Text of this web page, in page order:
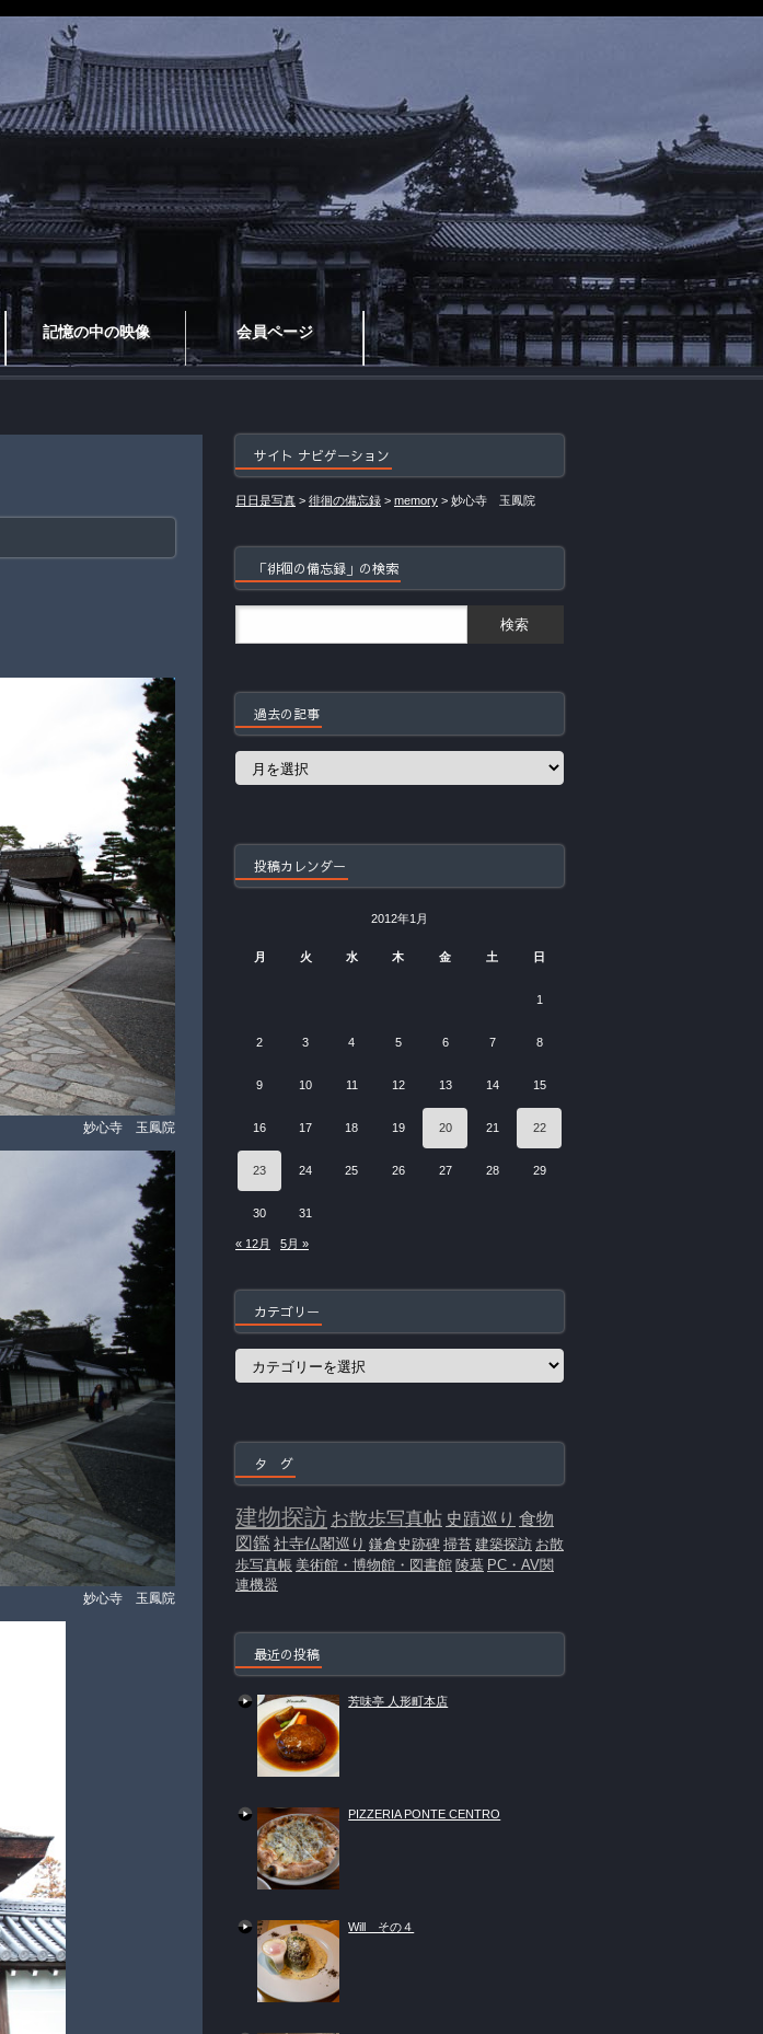
記憶の中の映像 会員ページ
妙心寺 玉鳳院
妙心寺 玉鳳院
サイト ナビゲーション
日日是写真 > 徘徊の備忘録 > memory > 妙心寺 玉鳳院
「徘徊の備忘録」の検索
過去の記事
過
投稿カレンダー
2012年1月
月 火 水 木 金 土 日
1
2 3 4 5 6 7 8
9 10 11 12 13 14 15
16 17 18 19 20 21 22
23 24 25 26 27 28 29
30 31
« 12月 5月 »
カテゴリー
カ
タ グ
建物探訪 お散歩写真帖 史蹟巡り 食物
図鑑社寺仏閣巡り 鎌倉史跡碑 掃苔 建築探訪 お散
歩写真帳 美術館・博物館・図書館 陵墓 PC・AV関
連機器
最近の投稿
芳味亭 人形町本店
PIZZERIA PONTE CENTRO
Will その４